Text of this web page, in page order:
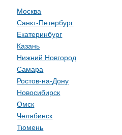
Москва
Санкт-Петербург
Екатеринбург
Казань
Нижний Новгород
Самара
Ростов-на-Дону
Новосибирск
Омск
Челябинск
Тюмень